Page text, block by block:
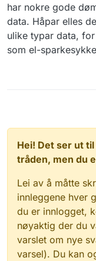
har nokre gode
data. Håpar elles
ulike typar data,
som el-
Hei! Det ser ut
tråden, men du
Lei av å måtte
innleggene hver
du er innlogget,
nøyaktig der du
varslet om nye
varsel). Du kan